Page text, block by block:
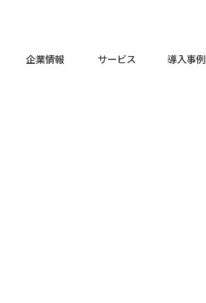
企業情報 サービス 導入事例